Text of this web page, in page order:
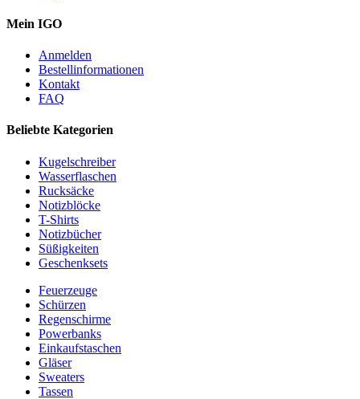
Mein IGO
Anmelden
Bestellinformationen
Kontakt
FAQ
Beliebte Kategorien
Kugelschreiber
Wasserflaschen
Rucksäcke
Notizblöcke
T-Shirts
Notizbücher
Süßigkeiten
Geschenksets
Feuerzeuge
Schürzen
Regenschirme
Powerbanks
Einkaufstaschen
Gläser
Sweaters
Tassen